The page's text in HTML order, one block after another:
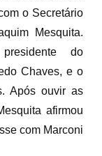
o Secretário
Mesquita.
do
Chaves, e o
Após ouvir as
afirmou
com Marconi